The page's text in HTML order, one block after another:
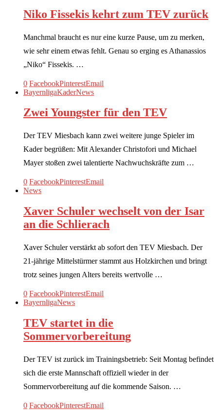
Niko Fissekis kehrt zum TEV zurück
Manchmal braucht es nur eine kurze Pause, um zu merken,
wie sehr einem etwas fehlt. Genau so erging es Athanassios
„Niko“ Fissekis. …
0 FacebookPinterestEmail
BayernligaKaderNews
Zwei Youngster für den TEV
Der TEV Miesbach kann zwei weitere junge Spieler im
Kader begrüßen: Mit Alexander Christofori und Michael
Mayer stoßen zwei talentierte Nachwuchskräfte zum …
0 FacebookPinterestEmail
News
Xaver Schuler wechselt von der Isar
an die Schlierach
Xaver Schuler verstärkt ab sofort den TEV Miesbach. Der
21-jährige Mittelstürmer stammt aus Holzkirchen und bringt
trotz seines jungen Alters bereits wertvolle …
0 FacebookPinterestEmail
BayernligaNews
TEV startet in die
Sommervorbereitung
Der TEV ist zurück im Trainingsbetrieb: Seit Montag befindet
sich die erste Mannschaft offiziell wieder in der
Sommervorbereitung auf die kommende Saison. …
0 FacebookPinterestEmail